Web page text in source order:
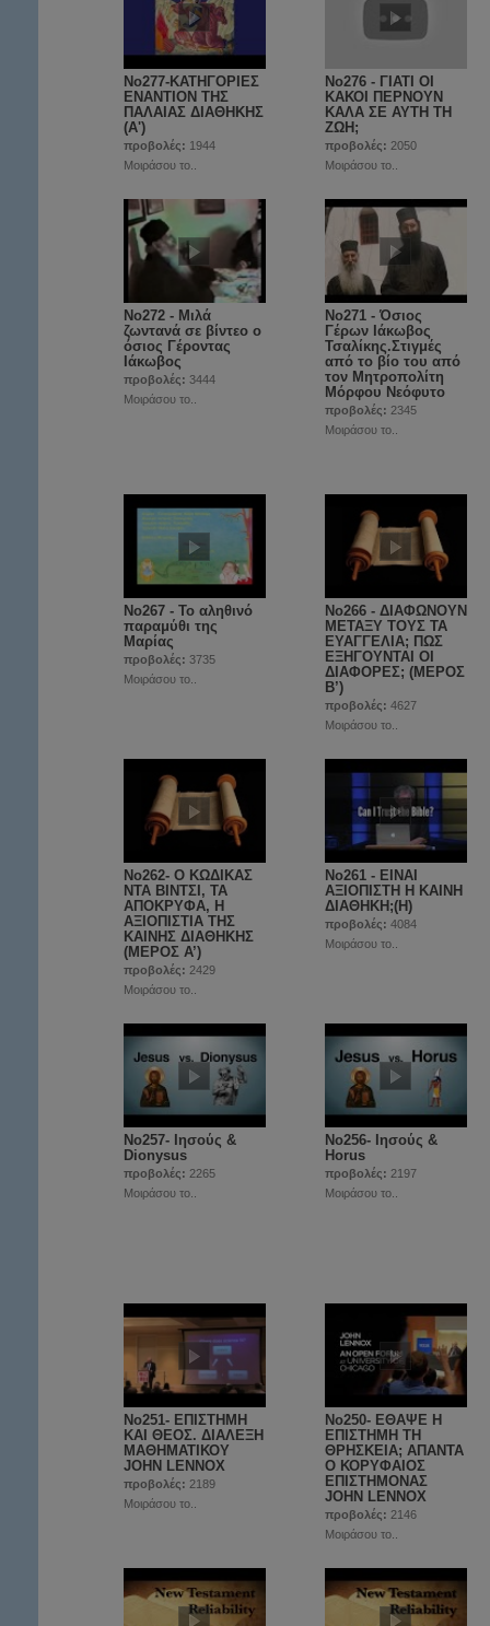
No277-ΚΑΤΗΓΟΡΙΕΣ
ΕΝΑΝΤΙΟΝ ΤΗΣ
ΠΑΛΑΙΑΣ ΔΙΑΘΗΚΗΣ
(Α')
προβολές: 1944
Μοιράσου το..
No276 - ΓΙΑΤΙ ΟΙ
ΚΑΚΟΙ ΠΕΡΝΟΥΝ
ΚΑΛΑ ΣΕ ΑΥΤΗ ΤΗ
ΖΩΗ;
προβολές: 2050
Μοιράσου το..
No272 - Μιλά
ζωντανά σε βίντεο ο
όσιος Γέροντας
Ιάκωβος
προβολές: 3444
Μοιράσου το..
No271 - Όσιος
Γέρων Ιάκωβος
Τσαλίκης.Στιγμές
από το βίο του από
τον Μητροπολίτη
Μόρφου Νεόφυτο
προβολές: 2345
Μοιράσου το..
No267 - Το αληθινό
παραμύθι της
Μαρίας
προβολές: 3735
Μοιράσου το..
No266 - ΔΙΑΦΩΝΟΥΝ
ΜΕΤΑΞΥ ΤΟΥΣ ΤΑ
ΕΥΑΓΓΕΛΙΑ; ΠΩΣ
ΕΞΗΓΟΥΝΤΑΙ ΟΙ
ΔΙΑΦΟΡΕΣ; (ΜΕΡΟΣ
Β’)
προβολές: 4627
Μοιράσου το..
No262- Ο ΚΩΔΙΚΑΣ
ΝΤΑ ΒΙΝΤΣΙ, ΤΑ
ΑΠΟΚΡΥΦΑ, Η
ΑΞΙΟΠΙΣΤΙΑ ΤΗΣ
ΚΑΙΝΗΣ ΔΙΑΘΗΚΗΣ
(ΜΕΡΟΣ A’)
προβολές: 2429
Μοιράσου το..
No261 - ΕΙΝΑΙ
ΑΞΙΟΠΙΣΤΗ Η ΚΑΙΝΗ
ΔΙΑΘΗΚΗ;(Η)
προβολές: 4084
Μοιράσου το..
No257- Ιησούς &
Dionysus
προβολές: 2265
Μοιράσου το..
No256- Ιησούς &
Horus
προβολές: 2197
Μοιράσου το..
No251- ΕΠΙΣΤΗΜΗ
ΚΑΙ ΘΕΟΣ. ΔΙΑΛΕΞΗ
ΜΑΘΗΜΑΤΙΚΟΥ
JOHN LENNOX
προβολές: 2189
Μοιράσου το..
Νο250- ΕΘΑΨΕ Η
ΕΠΙΣΤΗΜΗ ΤΗ
ΘΡΗΣΚΕΙΑ; ΑΠΑΝΤΑ
Ο ΚΟΡΥΦΑΙΟΣ
EΠΙΣΤΗΜΟΝΑΣ
JOHN LENNOX
προβολές: 2146
Μοιράσου το..